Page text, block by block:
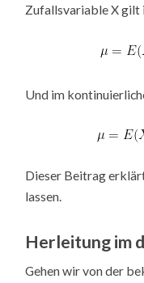
Zufallsvariable X gilt
Und im
Dieser Beitrag
lassen.
Herleitung im
Gehen wir von der